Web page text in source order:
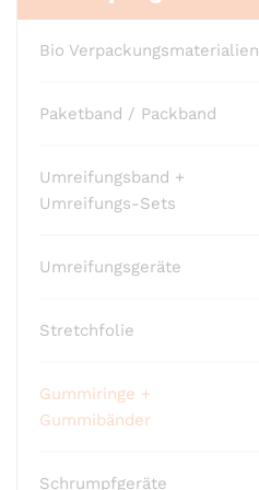
Bio Verpackungsmaterialien
Paketband / Packband
Umreifungsband +
Umreifungs-Sets
Umreifungsgeräte
Stretchfolie
Gummiringe +
Gummibänder
Schrumpfgeräte